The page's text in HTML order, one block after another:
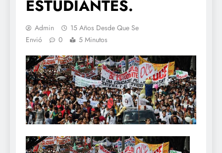
ESTUDIANTES.
Admin
15 Años Desde Que Se
Envió
0 5 Minutos